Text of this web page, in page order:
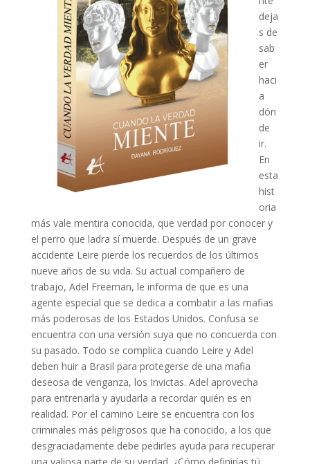
deja
s de
sab
er
haci
a
dón
de
ir.
En
esta
hist
oria
más vale mentira conocida, que verdad por conocer y
el perro que ladra sí muerde. Después de un grave
accidente Leire pierde los recuerdos de los últimos
nueve años de su vida. Su actual compañero de
trabajo, Adel Freeman, le informa de que es una
agente especial que se dedica a combatir a las mafias
más poderosas de los Estados Unidos. Confusa se
encuentra con una versión suya que no concuerda con
su pasado. Todo se complica cuando Leire y Adel
deben huir a Brasil para protegerse de una mafia
deseosa de venganza, los Invictas. Adel aprovecha
para entrenarla y ayudarla a recordar quién es en
realidad. Por el camino Leire se encuentra con los
criminales más peligrosos que ha conocido, a los que
desgraciadamente debe pedirles ayuda para recuperar
una valiosa parte de su verdad. ¿Cómo definirías tú